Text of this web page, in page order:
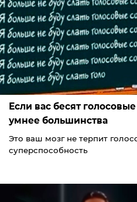
Если вас бесят
умнее большинства
Это ваш мозг не терпит
суперспособность